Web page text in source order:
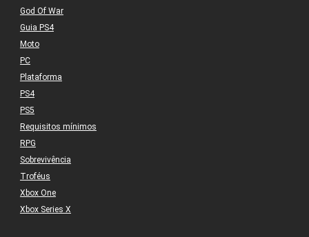
God Of War
Guia PS4
Moto
PC
Plataforma
PS4
PS5
Requisitos mínimos
RPG
Sobrevivência
Troféus
Xbox One
Xbox Series X